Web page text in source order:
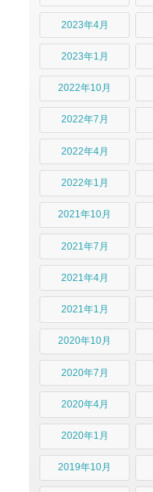
2023年4月
2023年1月
2022年10月
2022年7月
2022年4月
2022年1月
2021年10月
2021年7月
2021年4月
2021年1月
2020年10月
2020年7月
2020年4月
2020年1月
2019年10月